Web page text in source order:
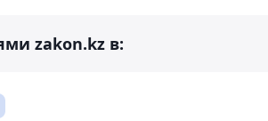
zakon.kz в: